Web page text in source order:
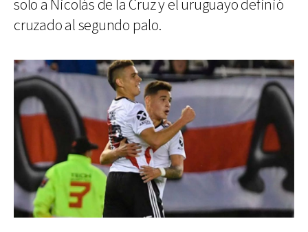
solo a Nicolás de la Cruz y el uruguayo definió
cruzado al segundo palo.